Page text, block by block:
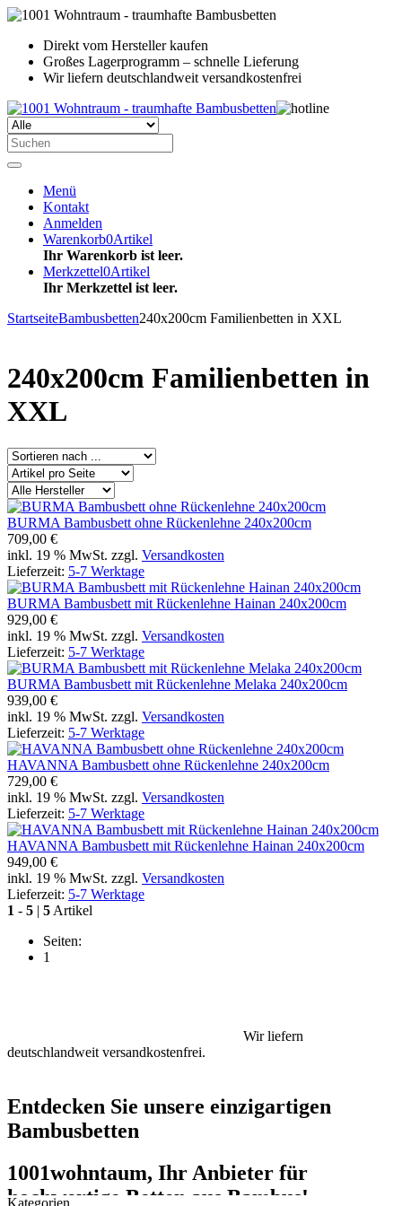
Direkt vom Hersteller kaufen
Großes Lagerprogramm – schnelle Lieferung
Wir liefern deutschlandweit versandkostenfrei
Menü
Kontakt
Anmelden
Warenkorb0Artikel
Ihr Warenkorb ist leer.
Merkzettel0Artikel
Ihr Merkzettel ist leer.
StartseiteBambusbetten240x200cm Familienbetten in XXL
240x200cm Familienbetten in
XXL
BURMA Bambusbett ohne Rückenlehne 240x200cm
709,00 €
inkl. 19 % MwSt. zzgl. Versandkosten
Lieferzeit: 5-7 Werktage
BURMA Bambusbett mit Rückenlehne Hainan 240x200cm
929,00 €
inkl. 19 % MwSt. zzgl. Versandkosten
Lieferzeit: 5-7 Werktage
BURMA Bambusbett mit Rückenlehne Melaka 240x200cm
939,00 €
inkl. 19 % MwSt. zzgl. Versandkosten
Lieferzeit: 5-7 Werktage
HAVANNA Bambusbett ohne Rückenlehne 240x200cm
729,00 €
inkl. 19 % MwSt. zzgl. Versandkosten
Lieferzeit: 5-7 Werktage
HAVANNA Bambusbett mit Rückenlehne Hainan 240x200cm
949,00 €
inkl. 19 % MwSt. zzgl. Versandkosten
Lieferzeit: 5-7 Werktage
1 - 5 | 5 Artikel
Seiten:
1
Wir liefern
deutschlandweit versandkostenfrei.
Entdecken Sie unsere einzigartigen
Bambusbetten
1001wohntaum, Ihr Anbieter für
hochwertige Betten aus Bambus!
Kategorien